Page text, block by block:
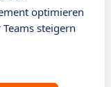
optimieren
steigern